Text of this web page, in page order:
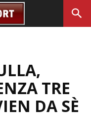
TRE
DA SÈ